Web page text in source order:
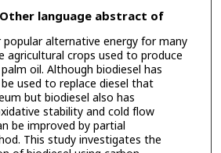
language abstract of
alternative energy for many
agricultural crops used to produce
oil. Although biodiesel has
used to replace diesel that
but biodiesel also has
stability and cold flow
be improved by partial
This study investigates the